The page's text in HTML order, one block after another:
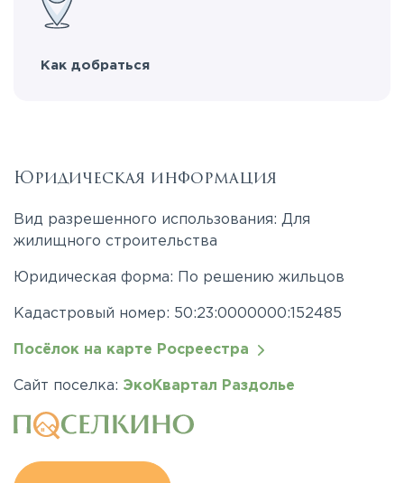
Как добраться
Юридическая информация
Вид разрешенного использования: Для
жилищного строительства
Юридическая форма: По решению жильцов
Кадастровый номер: 50:23:0000000:152485
Посёлок на карте Росреестра
Сайт поселка: ЭкоКвартал Раздолье